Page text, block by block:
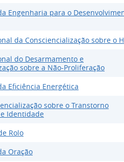
Engenharia para o
da Consciencialização sobre o
do Desarmamento e
sobre a Não-Proliferação
Eficiência Energética
sobre o Transtorno
Identidade
Rolo
Oração